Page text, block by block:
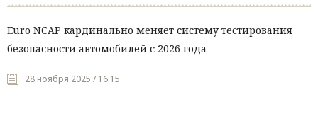
Euro NCAP кардинально меняет систему тестирования
безопасности автомобилей с 2026 года
28 ноября 2025 / 16:15